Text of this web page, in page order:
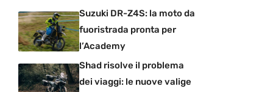
Suzuki DR-Z4S: la moto da
fuoristrada pronta per
l’Academy
Shad risolve il problema
dei viaggi: le nuove valige